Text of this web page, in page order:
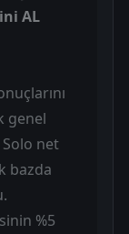
AL
genel
net
bazda
%5